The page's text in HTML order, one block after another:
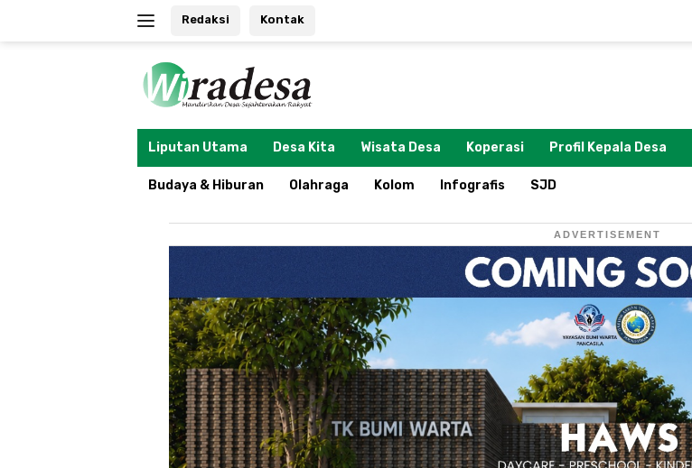
Redaksi Kontak
Liputan Utama Desa Kita Wisata Desa Koperasi Profil Kepala Desa
Budaya & Hiburan Olahraga Kolom Infografis SJD
ADVERTISEMENT